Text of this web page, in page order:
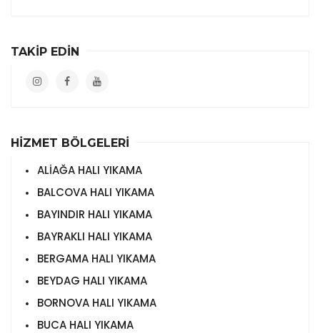
TAKİP EDİN
HİZMET BÖLGELERİ
ALİAĞA HALI YIKAMA
BALCOVA HALI YIKAMA
BAYINDIR HALI YIKAMA
BAYRAKLI HALI YIKAMA
BERGAMA HALI YIKAMA
BEYDAG HALI YIKAMA
BORNOVA HALI YIKAMA
BUCA HALI YIKAMA